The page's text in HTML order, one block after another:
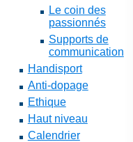
Le coin des
passionnés
Supports de
communication
Handisport
Anti-dopage
Ethique
Haut niveau
Calendrier